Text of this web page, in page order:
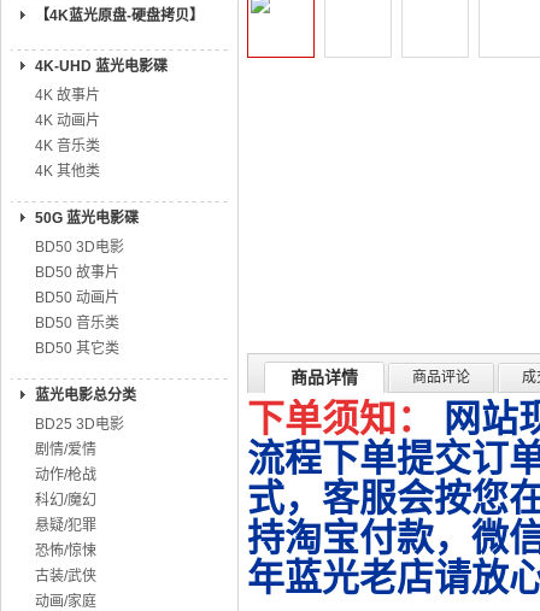
【4K蓝光原盘-硬盘拷贝】
4K-UHD 蓝光电影碟
4K 故事片
4K 动画片
4K 音乐类
4K 其他类
50G 蓝光电影碟
BD50 3D电影
BD50 故事片
BD50 动画片
BD50 音乐类
BD50 其它类
蓝光电影总分类
BD25 3D电影
剧情/爱情
动作/枪战
科幻/魔幻
悬疑/犯罪
恐怖/惊悚
古装/武侠
动画/家庭
商品详情 商品评论 成
下单须知：
网站
流程下单提交订
式，客服会按您
持淘宝付款，微
年蓝光老店请放